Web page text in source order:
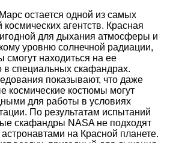
остается одной из самых
агентств. Красная
для дыхания атмосферы и
уровню солнечной радиации,
смогут находиться на ее
в специальных скафандрах.
показывают, что даже
космические костюмы могут
для работы в условиях
По результатам испытаний
скафандры NASA не подходят
на Красной планете.